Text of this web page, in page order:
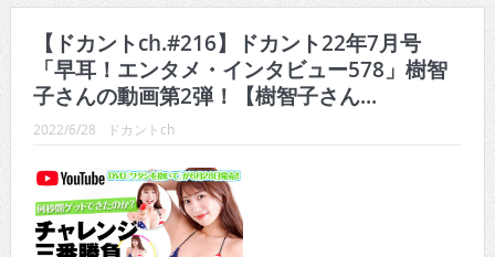
CINEMA×STYLE 290号
CINEMA×STYLE 289号
CINEMA×STYLE 288号
CINEMA×STYLE 286号
CINEMA×STYLE 285号
【ドカントch.#216】ドカント22年7月号
「早耳！エンタメ・インタビュー578」樹智
子さんの動画第2弾！【樹智子さん...
2022/6/28 ドカントch